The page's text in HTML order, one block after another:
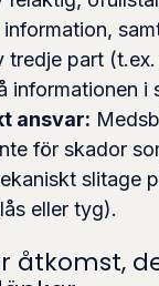
tredje part
informationen i
ansvar:
för skador
slitage
eller tyg).
åtkomst,